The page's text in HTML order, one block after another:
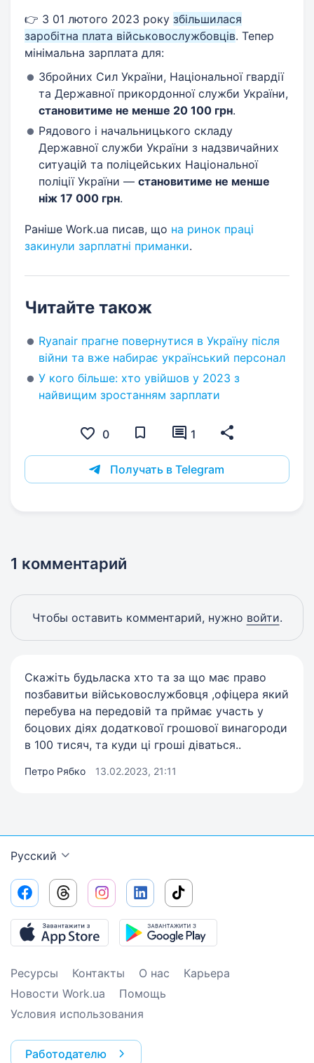
👉 З 01 лютого 2023 року збільшилася
заробітна плата військовослужбовців. Тепер
мінімальна зарплата для:
Збройних Сил України, Національної гвардії
та Державної прикордонної служби України,
становитиме не менше 20 100 грн.
Рядового і начальницького складу
Державної служби України з надзвичайних
ситуацій та поліцейських Національної
поліції України — становитиме не менше
ніж 17 000 грн.
Раніше Work.ua писав, що на ринок праці
закинули зарплатні приманки.
Читайте також
Ryanair прагне повернутися в Україну після
війни та вже набирає український персонал
У кого більше: хто увійшов у 2023 з
найвищим зростанням зарплати
0 1
Получать в Telegram
1 комментарий
Чтобы оставить комментарий, нужно войти.
Скажіть будьласка хто та за що має право
позбавитьи військовослужбовця ,офіцера який
перебува на передовій та прймає участь у
боцових діях додаткової грошової винагороди
в 100 тисяч, та куди ці гроші діваться..
Петро Рябко 13.02.2023, 21:11
Русский
Ресурсы Контакты О нас
Карьера
Новости Work.ua
Помощь
Условия использования
Работодателю